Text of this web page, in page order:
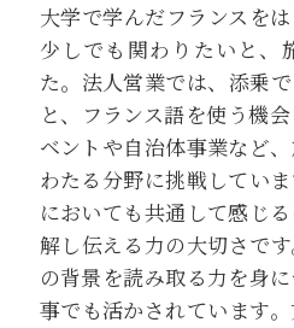
大学で学んだフランスを
少しでも関わりたいと、
た。法人営業では、添乗
と、フランス語を使う機
ベントや自治体事業など
わたる分野に挑戦してい
においても共通して感じ
解し伝える力の大切さで
の背景を読み取る力を身
事でも活かされています。